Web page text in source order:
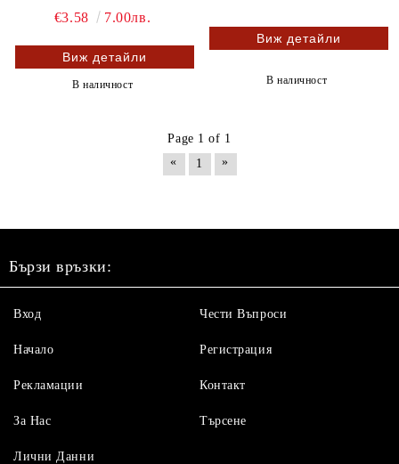
€3.58
7.00лв.
Виж детайли
В наличност
Виж детайли
В наличност
Page 1 of 1
«
1 »
Бързи връзки:
Вход
Начало
Рекламации
За Нас
Чести Въпроси
Регистрация
Контакт
Търсене
Лични Данни